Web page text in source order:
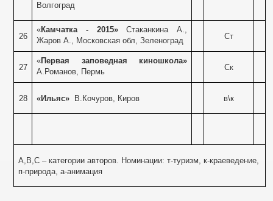
Волгоград
26
«Камчатка - 2015»Стаканкина А.,
Жаров А., Московская обл, Зеленоград
Ст
27
«Первая заповедная киношкола»
А.Романов, Пермь
Ск
28 «Ильяс» В.Кочуров, Киров в\к
А,В,С – категории авторов. Номинации: т-туризм, к-краеведение,
п-природа, а-анимация